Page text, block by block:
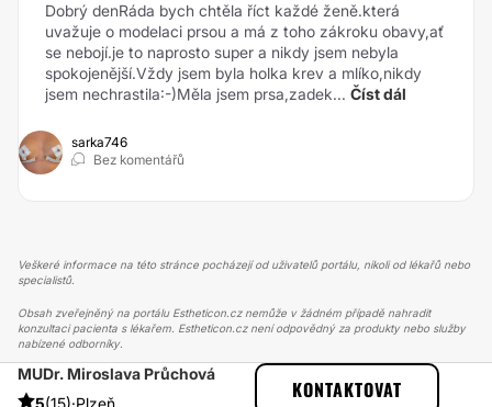
Dobrý denRáda bych chtěla říct každé ženě.která
uvažuje o modelaci prsou a má z toho zákroku obavy,ať
se nebojí.je to naprosto super a nikdy jsem nebyla
spokojenější.Vždy jsem byla holka krev a mlíko,nikdy
jsem nechrastila:-)Měla jsem prsa,zadek... Číst dál
sarka746
Bez komentářů
Veškeré informace na této stránce pocházejí od uživatelů portálu, nikoli od lékařů nebo
specialistů.
Obsah zveřejněný na portálu Estheticon.cz nemůže v žádném případě nahradit
konzultaci pacienta s lékařem. Estheticon.cz není odpovědný za produkty nebo služby
nabízené odborníky.
MUDr. Miroslava Průchová
5(15)·Plzeň
KONTAKTOVAT
ESTHETICON
PŘÍBĚHY
PŘÍBĚHY TÝKAJÍCÍ SE ZÁKROKU ZMENŠENÍ PRSOU